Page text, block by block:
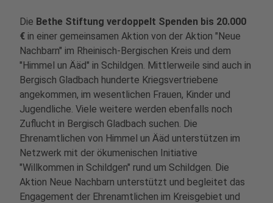
Die Bethe Stiftung verdoppelt Spenden bis 20.000
€ in einer gemeinsamen Aktion von der Aktion "Neue
Nachbarn" im Rheinisch-Bergischen Kreis und dem
"Himmel un Ääd" in Schildgen. Mittlerweile sind auch in
Bergisch Gladbach hunderte Kriegsvertriebene
angekommen, im wesentlichen Frauen, Kinder und
Jugendliche. Viele weitere werden ebenfalls noch
Zuflucht in Bergisch Gladbach suchen. Die
Ehrenamtlichen von Himmel un Ääd unterstützen im
Netzwerk mit der ökumenischen Initiative
"Willkommen in Schildgen" rund um Schildgen. Die
Aktion Neue Nachbarn unterstützt und begleitet das
Engagement der Ehrenamtlichen im Kreisgebiet und